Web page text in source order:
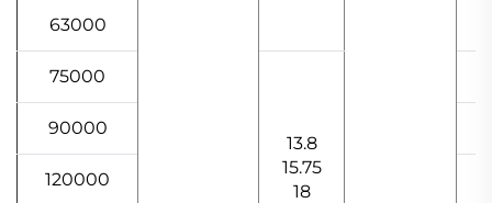
63000
75000
13.8
15.75
18
90000
120000